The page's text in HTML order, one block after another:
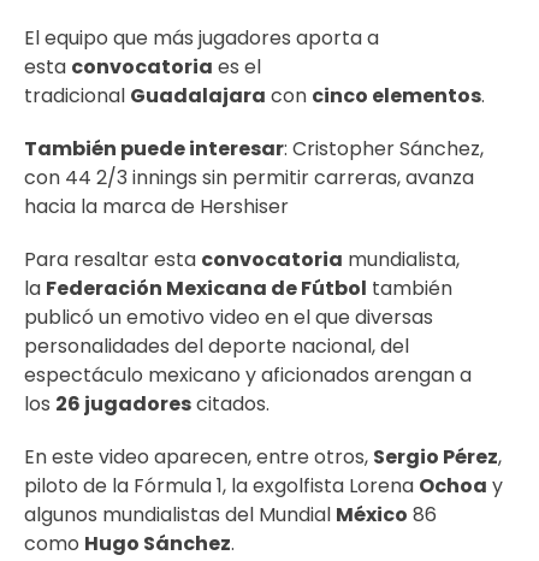
El equipo que más jugadores aporta a
esta convocatoria es el
tradicional Guadalajara con cinco elementos.
También puede interesar: Cristopher Sánchez,
con 44 2/3 innings sin permitir carreras, avanza
hacia la marca de Hershiser
Para resaltar esta convocatoria mundialista,
la Federación Mexicana de Fútbol también
publicó un emotivo video en el que diversas
personalidades del deporte nacional, del
espectáculo mexicano y aficionados arengan a
los 26 jugadorescitados.
En este video aparecen, entre otros, Sergio Pérez,
piloto de la Fórmula 1, la exgolfista Lorena Ochoa y
algunos mundialistas del Mundial México 86
como Hugo Sánchez.